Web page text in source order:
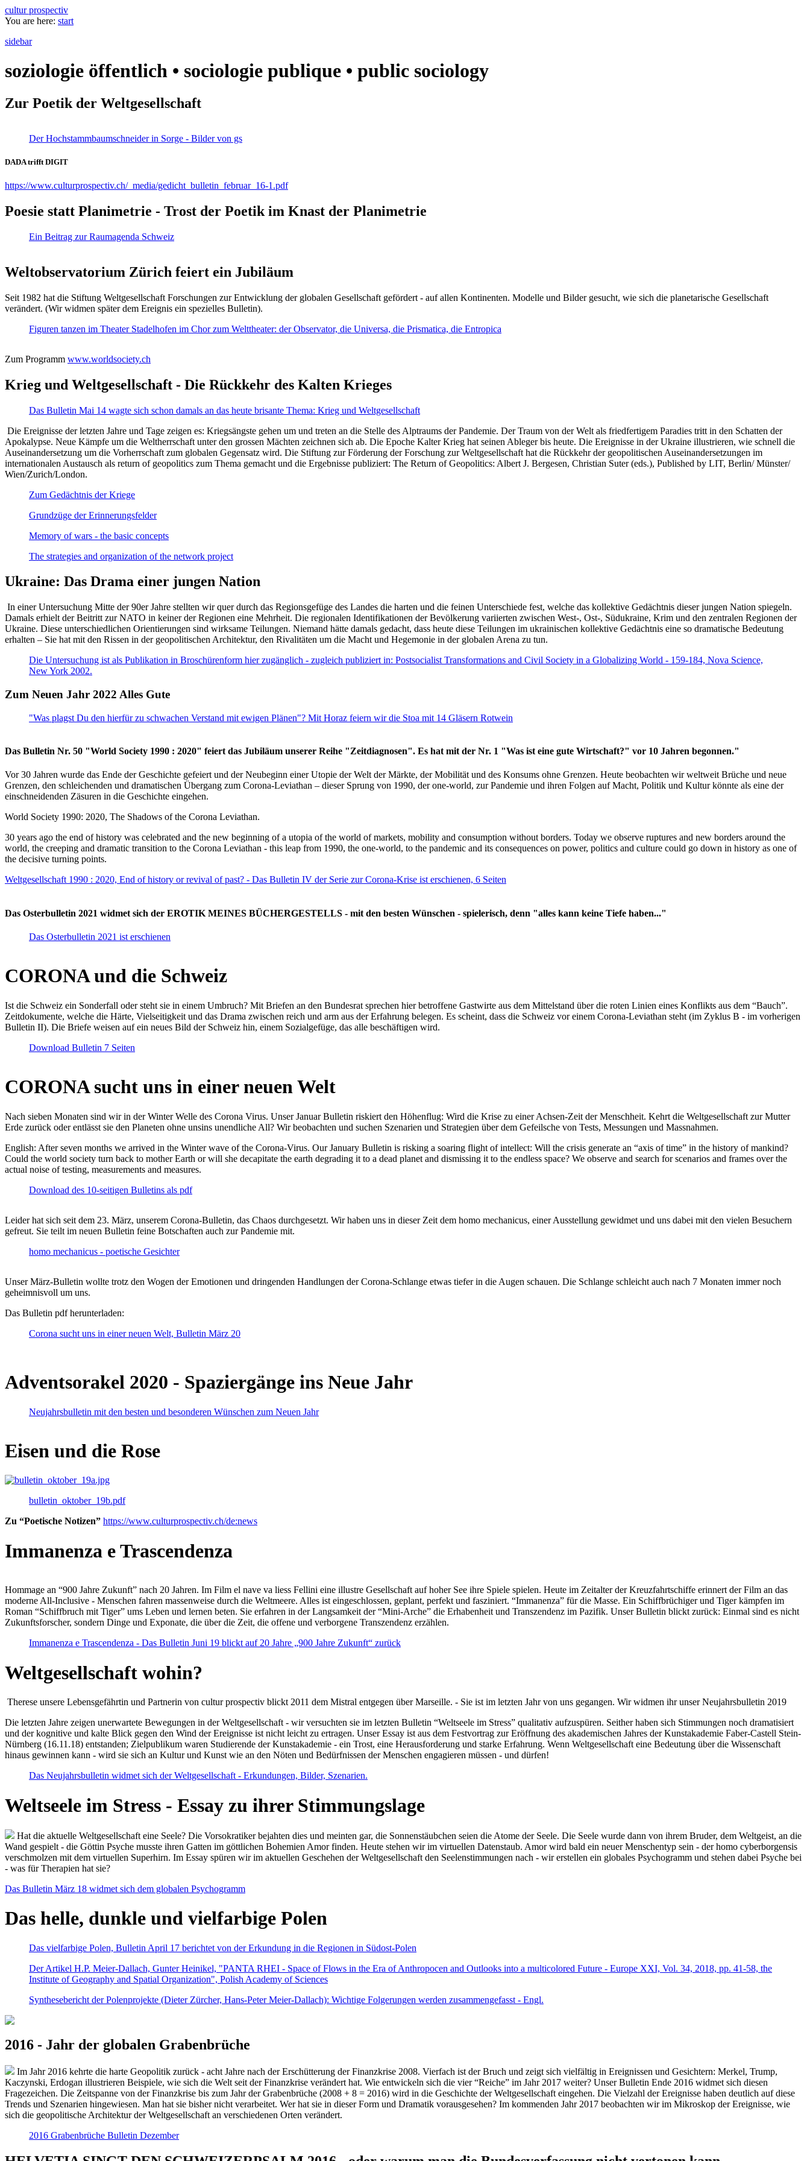
cultur prospectiv
You are here: start
sidebar
soziologie öffentlich • sociologie publique • public sociology
Zur Poetik der Weltgesellschaft
Der Hochstammbaumschneider in Sorge - Bilder von gs
DADA trifft DIGIT
https://www.culturprospectiv.ch/_media/gedicht_bulletin_februar_16-1.pdf
Poesie statt Planimetrie - Trost der Poetik im Knast der Planimetrie
Ein Beitrag zur Raumagenda Schweiz
Weltobservatorium Zürich feiert ein Jubiläum
Seit 1982 hat die Stiftung Weltgesellschaft Forschungen zur Entwicklung der globalen Gesellschaft gefördert - auf allen Kontinenten. Modelle und Bilder gesucht, wie sich die planetarische Gesellschaft
verändert. (Wir widmen später dem Ereignis ein spezielles Bulletin).
Figuren tanzen im Theater Stadelhofen im Chor zum Welttheater: der Observator, die Universa, die Prismatica, die Entropica
Zum Programm www.worldsociety.ch
Krieg und Weltgesellschaft - Die Rückkehr des Kalten Krieges
Das Bulletin Mai 14 wagte sich schon damals an das heute brisante Thema: Krieg und Weltgesellschaft
Die Ereignisse der letzten Jahre und Tage zeigen es: Kriegsängste gehen um und treten an die Stelle des Alptraums der Pandemie. Der Traum von der Welt als friedfertigem Paradies tritt in den Schatten der
Apokalypse. Neue Kämpfe um die Weltherrschaft unter den grossen Mächten zeichnen sich ab. Die Epoche Kalter Krieg hat seinen Ableger bis heute. Die Ereignisse in der Ukraine illustrieren, wie schnell die
Auseinandersetzung um die Vorherrschaft zum globalen Gegensatz wird. Die Stiftung zur Förderung der Forschung zur Weltgesellschaft hat die Rückkehr der geopolitischen Auseinandersetzungen im
internationalen Austausch als return of geopolitics zum Thema gemacht und die Ergebnisse publiziert: The Return of Geopolitics: Albert J. Bergesen, Christian Suter (eds.), Published by LIT, Berlin/ Münster/
Wien/Zurich/London.
Zum Gedächtnis der Kriege
Grundzüge der Erinnerungsfelder
Memory of wars - the basic concepts
The strategies and organization of the network project
Ukraine: Das Drama einer jungen Nation
In einer Untersuchung Mitte der 90er Jahre stellten wir quer durch das Regionsgefüge des Landes die harten und die feinen Unterschiede fest, welche das kollektive Gedächtnis dieser jungen Nation spiegeln.
Damals erhielt der Beitritt zur NATO in keiner der Regionen eine Mehrheit. Die regionalen Identifikationen der Bevölkerung variierten zwischen West-, Ost-, Südukraine, Krim und den zentralen Regionen der
Ukraine. Diese unterschiedlichen Orientierungen sind wirksame Teilungen. Niemand hätte damals gedacht, dass heute diese Teilungen im ukrainischen kollektive Gedächtnis eine so dramatische Bedeutung
erhalten – Sie hat mit den Rissen in der geopolitischen Architektur, den Rivalitäten um die Macht und Hegemonie in der globalen Arena zu tun.
Die Untersuchung ist als Publikation in Broschürenform hier zugänglich - zugleich publiziert in: Postsocialist Transformations and Civil Society in a Globalizing World - 159-184, Nova Science,
New York 2002.
Zum Neuen Jahr 2022 Alles Gute
"Was plagst Du den hierfür zu schwachen Verstand mit ewigen Plänen"? Mit Horaz feiern wir die Stoa mit 14 Gläsern Rotwein
Das Bulletin Nr. 50 "World Society 1990 : 2020" feiert das Jubiläum unserer Reihe "Zeitdiagnosen". Es hat mit der Nr. 1 "Was ist eine gute Wirtschaft?" vor 10 Jahren begonnen."
Vor 30 Jahren wurde das Ende der Geschichte gefeiert und der Neubeginn einer Utopie der Welt der Märkte, der Mobilität und des Konsums ohne Grenzen. Heute beobachten wir weltweit Brüche und neue
Grenzen, den schleichenden und dramatischen Übergang zum Corona-Leviathan – dieser Sprung von 1990, der one-world, zur Pandemie und ihren Folgen auf Macht, Politik und Kultur könnte als eine der
einschneidenden Zäsuren in die Geschichte eingehen.
World Society 1990: 2020, The Shadows of the Corona Leviathan.
30 years ago the end of history was celebrated and the new beginning of a utopia of the world of markets, mobility and consumption without borders. Today we observe ruptures and new borders around the
world, the creeping and dramatic transition to the Corona Leviathan - this leap from 1990, the one-world, to the pandemic and its consequences on power, politics and culture could go down in history as one of
the decisive turning points.
Weltgesellschaft 1990 : 2020, End of history or revival of past? - Das Bulletin IV der Serie zur Corona-Krise ist erschienen, 6 Seiten
Das Osterbulletin 2021 widmet sich der EROTIK MEINES BÜCHERGESTELLS - mit den besten Wünschen - spielerisch, denn "alles kann keine Tiefe haben..."
Das Osterbulletin 2021 ist erschienen
CORONA und die Schweiz
Ist die Schweiz ein Sonderfall oder steht sie in einem Umbruch? Mit Briefen an den Bundesrat sprechen hier betroffene Gastwirte aus dem Mittelstand über die roten Linien eines Konflikts aus dem “Bauch”.
Zeitdokumente, welche die Härte, Vielseitigkeit und das Drama zwischen reich und arm aus der Erfahrung belegen. Es scheint, dass die Schweiz vor einem Corona-Leviathan steht (im Zyklus B - im vorherigen
Bulletin II). Die Briefe weisen auf ein neues Bild der Schweiz hin, einem Sozialgefüge, das alle beschäftigen wird.
Download Bulletin 7 Seiten
CORONA sucht uns in einer neuen Welt
Nach sieben Monaten sind wir in der Winter Welle des Corona Virus. Unser Januar Bulletin riskiert den Höhenflug: Wird die Krise zu einer Achsen-Zeit der Menschheit. Kehrt die Weltgesellschaft zur Mutter
Erde zurück oder entlässt sie den Planeten ohne unsins unendliche All? Wir beobachten und suchen Szenarien und Strategien über dem Gefeilsche von Tests, Messungen und Massnahmen.
English: After seven months we arrived in the Winter wave of the Corona-Virus. Our January Bulletin is risking a soaring flight of intellect: Will the crisis generate an “axis of time” in the history of mankind?
Could the world society turn back to mother Earth or will she decapitate the earth degrading it to a dead planet and dismissing it to the endless space? We observe and search for scenarios and frames over the
actual noise of testing, measurements and measures.
Download des 10-seitigen Bulletins als pdf
Leider hat sich seit dem 23. März, unserem Corona-Bulletin, das Chaos durchgesetzt. Wir haben uns in dieser Zeit dem homo mechanicus, einer Ausstellung gewidmet und uns dabei mit den vielen Besuchern
gefreut. Sie teilt im neuen Bulletin feine Botschaften auch zur Pandemie mit.
homo mechanicus - poetische Gesichter
Unser März-Bulletin wollte trotz den Wogen der Emotionen und dringenden Handlungen der Corona-Schlange etwas tiefer in die Augen schauen. Die Schlange schleicht auch nach 7 Monaten immer noch
geheimnisvoll um uns.
Das Bulletin pdf herunterladen:
Corona sucht uns in einer neuen Welt, Bulletin März 20
Adventsorakel 2020 - Spaziergänge ins Neue Jahr
Neujahrsbulletin mit den besten und besonderen Wünschen zum Neuen Jahr
Eisen und die Rose
bulletin_oktober_19b.pdf
Zu “Poetische Notizen” https://www.culturprospectiv.ch/de:news
Immanenza e Trascendenza
Hommage an “900 Jahre Zukunft” nach 20 Jahren. Im Film el nave va liess Fellini eine illustre Gesellschaft auf hoher See ihre Spiele spielen. Heute im Zeitalter der Kreuzfahrtschiffe erinnert der Film an das
moderne All-Inclusive - Menschen fahren massenweise durch die Weltmeere. Alles ist eingeschlossen, geplant, perfekt und fasziniert. “Immanenza” für die Masse. Ein Schiffbrüchiger und Tiger kämpfen im
Roman “Schiffbruch mit Tiger” ums Leben und lernen beten. Sie erfahren in der Langsamkeit der “Mini-Arche” die Erhabenheit und Transzendenz im Pazifik. Unser Bulletin blickt zurück: Einmal sind es nicht
Zukunftsforscher, sondern Dinge und Exponate, die über die Zeit, die offene und verborgene Transzendenz erzählen.
Immanenza e Trascendenza - Das Bulletin Juni 19 blickt auf 20 Jahre „900 Jahre Zukunft“ zurück
Weltgesellschaft wohin?
Therese unsere Lebensgefährtin und Partnerin von cultur prospectiv blickt 2011 dem Mistral entgegen über Marseille. - Sie ist im letzten Jahr von uns gegangen. Wir widmen ihr unser Neujahrsbulletin 2019
Die letzten Jahre zeigen unerwartete Bewegungen in der Weltgesellschaft - wir versuchten sie im letzten Bulletin “Weltseele im Stress” qualitativ aufzuspüren. Seither haben sich Stimmungen noch dramatisiert
und der kognitive und kalte Blick gegen den Wind der Ereignisse ist nicht leicht zu ertragen. Unser Essay ist aus dem Festvortrag zur Eröffnung des akademischen Jahres der Kunstakademie Faber-Castell Stein-
Nürnberg (16.11.18) entstanden; Zielpublikum waren Studierende der Kunstakademie - ein Trost, eine Herausforderung und starke Erfahrung. Wenn Weltgesellschaft eine Bedeutung über die Wissenschaft
hinaus gewinnen kann - wird sie sich an Kultur und Kunst wie an den Nöten und Bedürfnissen der Menschen engagieren müssen - und dürfen!
Das Neujahrsbulletin widmet sich der Weltgesellschaft - Erkundungen, Bilder, Szenarien.
Weltseele im Stress - Essay zu ihrer Stimmungslage
Hat die aktuelle Weltgesellschaft eine Seele? Die Vorsokratiker bejahten dies und meinten gar, die Sonnenstäubchen seien die Atome der Seele. Die Seele wurde dann von ihrem Bruder, dem Weltgeist, an die
Wand gespielt - die Göttin Psyche musste ihren Gatten im göttlichen Bohemien Amor finden. Heute stehen wir im virtuellen Datenstaub. Amor wird bald ein neuer Menschentyp sein - der homo cyberborgensis
verschmolzen mit dem virtuellen Superhirn. Im Essay spüren wir im aktuellen Geschehen der Weltgesellschaft den Seelenstimmungen nach - wir erstellen ein globales Psychogramm und stehen dabei Psyche bei
- was für Therapien hat sie?
Das Bulletin März 18 widmet sich dem globalen Psychogramm
Das helle, dunkle und vielfarbige Polen
Das vielfarbige Polen, Bulletin April 17 berichtet von der Erkundung in die Regionen in Südost-Polen
Der Artikel H.P. Meier-Dallach, Gunter Heinikel, "PANTA RHEI - Space of Flows in the Era of Anthropocen and Outlooks into a multicolored Future - Europe XXI, Vol. 34, 2018, pp. 41-58, the
Institute of Geography and Spatial Organization", Polish Academy of Sciences
Synthesebericht der Polenprojekte (Dieter Zürcher, Hans-Peter Meier-Dallach): Wichtige Folgerungen werden zusammengefasst - Engl.
2016 - Jahr der globalen Grabenbrüche
Im Jahr 2016 kehrte die harte Geopolitik zurück - acht Jahre nach der Erschütterung der Finanzkrise 2008. Vierfach ist der Bruch und zeigt sich vielfältig in Ereignissen und Gesichtern: Merkel, Trump,
Kaczynski, Erdogan illustrieren Beispiele, wie sich die Welt seit der Finanzkrise verändert hat. Wie entwickeln sich die vier “Reiche” im Jahr 2017 weiter? Unser Bulletin Ende 2016 widmet sich diesen
Fragezeichen. Die Zeitspanne von der Finanzkrise bis zum Jahr der Grabenbrüche (2008 + 8 = 2016) wird in die Geschichte der Weltgesellschaft eingehen. Die Vielzahl der Ereignisse haben deutlich auf diese
Trends und Szenarien hingewiesen. Man hat sie bisher nicht verarbeitet. Wer hat sie in dieser Form und Dramatik vorausgesehen? Im kommenden Jahr 2017 beobachten wir im Mikroskop der Ereignisse, wie
sich die geopolitische Architektur der Weltgesellschaft an verschiedenen Orten verändert.
2016 Grabenbrüche Bulletin Dezember